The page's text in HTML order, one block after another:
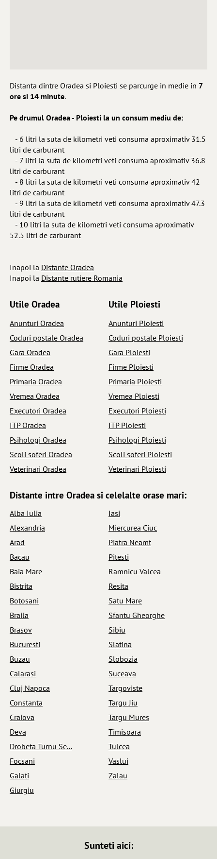
Distanta dintre Oradea si Ploiesti se parcurge in medie in 7
ore si 14 minute.
Pe drumul Oradea - Ploiesti la un consum mediu de:
- 6 litri la suta de kilometri veti consuma aproximativ 31.5
litri de carburant
- 7 litri la suta de kilometri veti consuma aproximativ 36.8
litri de carburant
- 8 litri la suta de kilometri veti consuma aproximativ 42
litri de carburant
- 9 litri la suta de kilometri veti consuma aproximativ 47.3
litri de carburant
- 10 litri la suta de kilometri veti consuma aproximativ
52.5 litri de carburant
Inapoi la Distante Oradea
Inapoi la Distante rutiere Romania
Utile Oradea
Anunturi Oradea
Coduri postale Oradea
Gara Oradea
Firme Oradea
Primaria Oradea
Vremea Oradea
Executori Oradea
ITP Oradea
Psihologi Oradea
Scoli soferi Oradea
Veterinari Oradea
Utile Ploiesti
Anunturi Ploiesti
Coduri postale Ploiesti
Gara Ploiesti
Firme Ploiesti
Primaria Ploiesti
Vremea Ploiesti
Executori Ploiesti
ITP Ploiesti
Psihologi Ploiesti
Scoli soferi Ploiesti
Veterinari Ploiesti
Distante intre Oradea si celelalte orase mari:
Alba Iulia
Alexandria
Arad
Bacau
Baia Mare
Bistrita
Botosani
Braila
Brasov
Bucuresti
Buzau
Calarasi
Cluj Napoca
Constanta
Craiova
Deva
Drobeta Turnu Se...
Focsani
Galati
Giurgiu
Iasi
Miercurea Ciuc
Piatra Neamt
Pitesti
Ramnicu Valcea
Resita
Satu Mare
Sfantu Gheorghe
Sibiu
Slatina
Slobozia
Suceava
Targoviste
Targu Jiu
Targu Mures
Timisoara
Tulcea
Vaslui
Zalau
Sunteti aici: